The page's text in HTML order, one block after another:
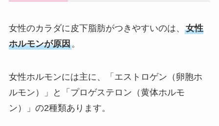
女性のカラダに皮下脂肪がつきやすいのは、 女性
ホルモンが原因。
女性ホルモンには主に、「エストロゲン（卵胞ホ
ルモン）」と「プロゲステロン（黄体ホルモ
ン）」の2種類あります。